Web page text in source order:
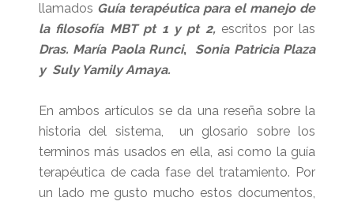
llamados Guía terapéutica para el manejo de
la filosofía MBT pt 1 y pt 2, escritos por las
Dras. María Paola Runci, Sonia Patricia Plaza
y Suly Yamily Amaya.
En ambos artículos se da una reseña sobre la
historia del sistema, un glosario sobre los
terminos más usados en ella, asi como la guía
terapéutica de cada fase del tratamiento. Por
un lado me gusto mucho estos documentos,